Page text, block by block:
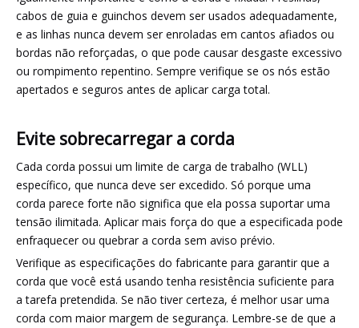
cabos de guia e guinchos devem ser usados ​​adequadamente,
e as linhas nunca devem ser enroladas em cantos afiados ou
bordas não reforçadas, o que pode causar desgaste excessivo
ou rompimento repentino. Sempre verifique se os nós estão
apertados e seguros antes de aplicar carga total.
Evite sobrecarregar a corda
Cada corda possui um limite de carga de trabalho (WLL)
específico, que nunca deve ser excedido. Só porque uma
corda parece forte não significa que ela possa suportar uma
tensão ilimitada. Aplicar mais força do que a especificada pode
enfraquecer ou quebrar a corda sem aviso prévio.
Verifique as especificações do fabricante para garantir que a
corda que você está usando tenha resistência suficiente para
a tarefa pretendida. Se não tiver certeza, é melhor usar uma
corda com maior margem de segurança. Lembre-se de que a